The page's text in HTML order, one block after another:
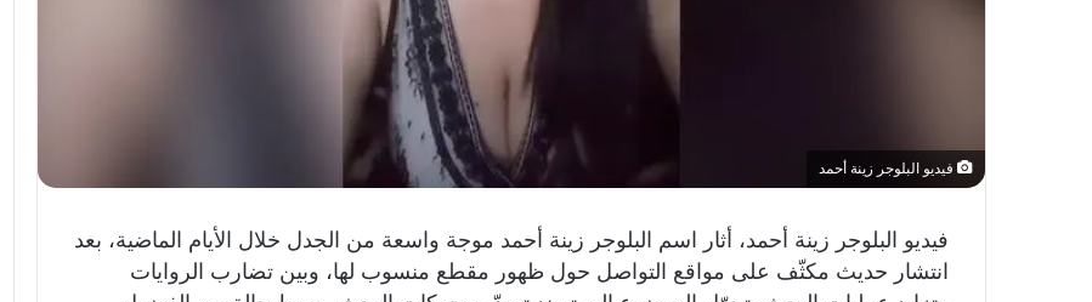
فيديو البلوجر زينة أحمد
فيديو البلوجر زينة أحمد، أثار اسم البلوجر زينة أحمد موجة واسعة من الجدل خلال الأيام الماضية، بعد
انتشار حديث مكثّف على مواقع التواصل حول ظهور مقطع منسوب لها، وبين تضارب الروايات